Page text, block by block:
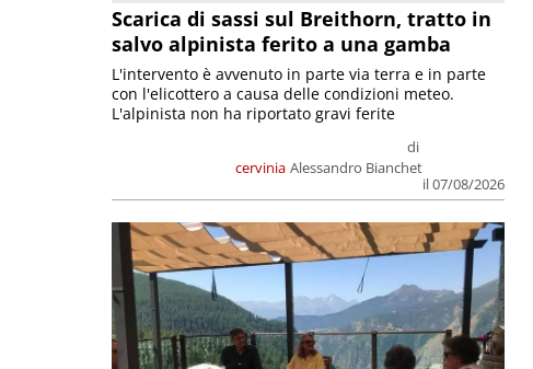
Scarica di sassi sul Breithorn, tratto in
salvo alpinista ferito a una gamba
cervinia
di
Alessandro Bianchet
il 07/08/2026
L'intervento è avvenuto in parte via terra e in parte
con l'elicottero a causa delle condizioni meteo.
L'alpinista non ha riportato gravi ferite